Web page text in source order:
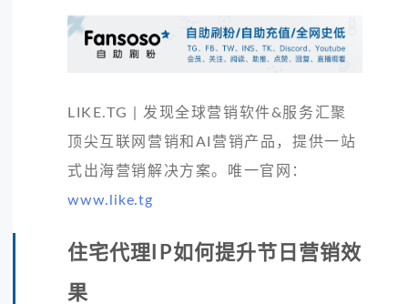
LIKE.TG | 发现全球营销软件&服务汇聚
顶尖互联网营销和AI营销产品，提供一站
式出海营销解决方案。唯一官网：
www.like.tg
住宅代理IP如何提升节日营销效
果